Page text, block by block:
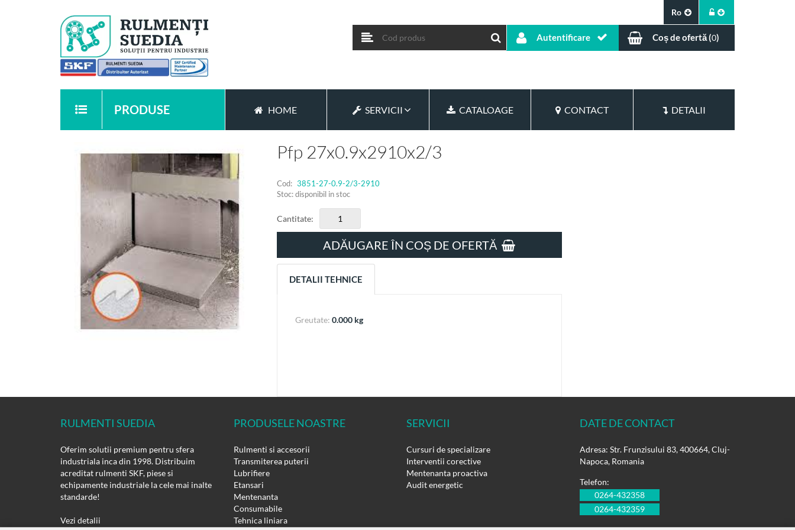
Ro
Autentificare Coș de ofertă (0)
PRODUSE HOME SERVICII CATALOAGE CONTACT DETALII
Pfp 27x0.9x2910x2/3
Cod: 3851-27-0.9-2/3-2910
Stoc: disponibil in stoc
Cantitate:
ADĂUGARE ÎN COȘ DE OFERTĂ
DETALII TEHNICE
Greutate: 0.000 kg
RULMENTI SUEDIA
Oferim solutii premium pentru sfera
industriala inca din 1998. Distribuim
acreditat rulmenti SKF, piese si
echipamente industriale la cele mai inalte
standarde!
Vezi detalii
PRODUSELE NOASTRE
Rulmenti si accesorii
Transmiterea puterii
Lubrifiere
Etansari
Mentenanta
Consumabile
Tehnica liniara
SERVICII
Cursuri de specializare
Interventii corective
Mentenanta proactiva
Audit energetic
DATE DE CONTACT
Adresa: Str. Frunzisului 83, 400664, Cluj-
Napoca, Romania
Telefon:
0264-432358
0264-432359